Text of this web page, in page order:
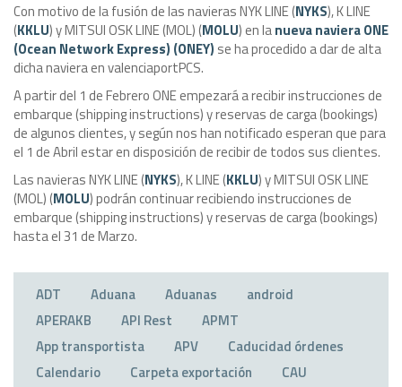
Con motivo de la fusión de las navieras NYK LINE (NYKS), K LINE
(KKLU) y MITSUI OSK LINE (MOL) (MOLU) en lanueva naviera ONE
(Ocean Network Express) (ONEY) se ha procedido a dar de alta
dicha naviera en valenciaportPCS.
A partir del 1 de Febrero ONE empezará a recibir instrucciones de
embarque (shipping instructions) y reservas de carga (bookings)
de algunos clientes, y según nos han notificado esperan que para
el 1 de Abril estar en disposición de recibir de todos sus clientes.
Las navieras NYK LINE (NYKS), K LINE (KKLU) y MITSUI OSK LINE
(MOL) (MOLU) podrán continuar recibiendo instrucciones de
embarque (shipping instructions) y reservas de carga (bookings)
hasta el 31 de Marzo.
ADT Aduana Aduanas
android
APERAKB
API Rest
APMT
App transportista
APV
Caducidad órdenes
Calendario
Carpeta exportación
CAU